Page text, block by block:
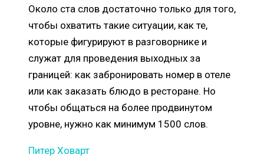
Около ста слов достаточно только для того,
чтобы охватить такие ситуации, как те,
которые фигурируют в разговорнике и
служат для проведения выходных за
границей: как забронировать номер в отеле
или как заказать блюдо в ресторане. Но
чтобы общаться на более продвинутом
уровне, нужно как минимум 1500 слов.
Питер Ховарт